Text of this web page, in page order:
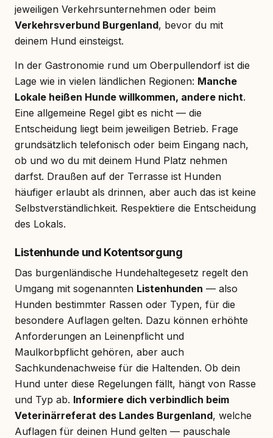
jeweiligen Verkehrsunternehmen oder beim
Verkehrsverbund Burgenland, bevor du mit
deinem Hund einsteigst.
In der Gastronomie rund um Oberpullendorf ist die
Lage wie in vielen ländlichen Regionen: Manche
Lokale heißen Hunde willkommen, andere nicht.
Eine allgemeine Regel gibt es nicht — die
Entscheidung liegt beim jeweiligen Betrieb. Frage
grundsätzlich telefonisch oder beim Eingang nach,
ob und wo du mit deinem Hund Platz nehmen
darfst. Draußen auf der Terrasse ist Hunden
häufiger erlaubt als drinnen, aber auch das ist keine
Selbstverständlichkeit. Respektiere die Entscheidung
des Lokals.
Listenhunde und Kotentsorgung
Das burgenländische Hundehaltegesetz regelt den
Umgang mit sogenannten Listenhunden — also
Hunden bestimmter Rassen oder Typen, für die
besondere Auflagen gelten. Dazu können erhöhte
Anforderungen an Leinenpflicht und
Maulkorbpflicht gehören, aber auch
Sachkundenachweise für die Haltenden. Ob dein
Hund unter diese Regelungen fällt, hängt von Rasse
und Typ ab. Informiere dich verbindlich beim
Veterinärreferat des Landes Burgenland, welche
Auflagen für deinen Hund gelten — pauschale